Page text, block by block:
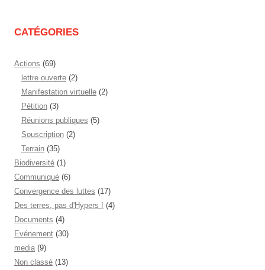
CATÉGORIES
Actions (69)
lettre ouverte (2)
Manifestation virtuelle (2)
Pétition (3)
Réunions publiques (5)
Souscription (2)
Terrain (35)
Biodiversité (1)
Communiqué (6)
Convergence des luttes (17)
Des terres, pas d'Hypers ! (4)
Documents (4)
Evénement (30)
media (9)
Non classé (13)